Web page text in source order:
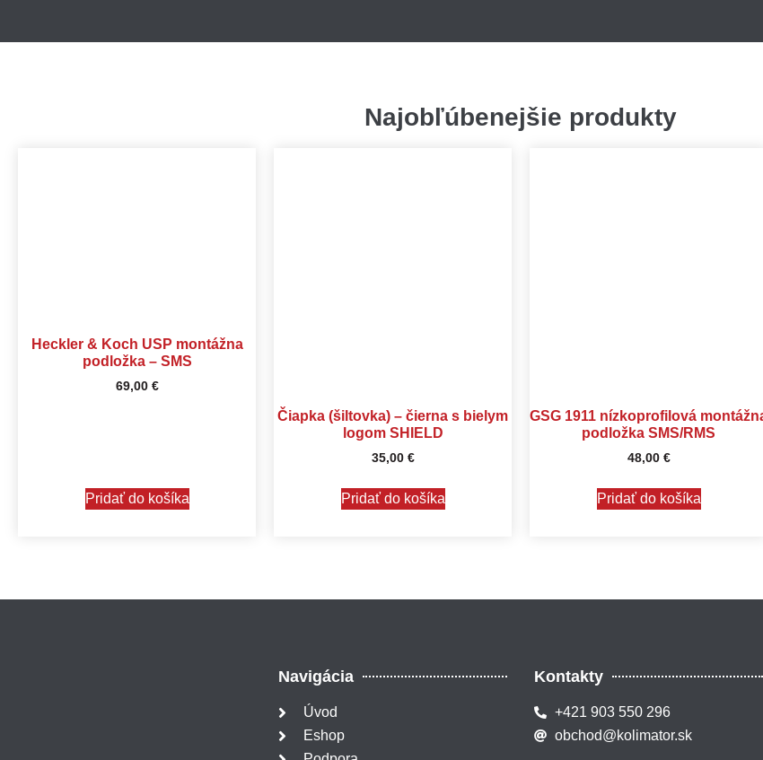
Najobľúbenejšie produkty
Heckler & Koch USP montážna
podložka – SMS
69,00 €
Pridať do košíka
Čiapka (šiltovka) – čierna s bielym
logom SHIELD
35,00 €
Pridať do košíka
GSG 1911 nízkoprofilová
podložka SMS/RMS
48,00 €
Pridať do košíka
Navigácia
Úvod
Eshop
Kontakty
+421 903 550 296
obchod@kolimator.sk